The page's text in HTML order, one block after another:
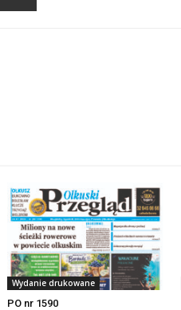
Wydanie drukowane
PO nr 1590